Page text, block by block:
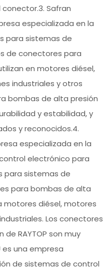
Safran
especializada en la
para sistemas de
de conectores para
en motores diésel,
industriales y otros
bombas de alta presión
y estabilidad, y
y reconocidos.4.
especializada en la
electrónico para
para sistemas de
para bombas de alta
motores diésel, motores
Los conectores
RAYTOP son muy
es una empresa
de sistemas de control